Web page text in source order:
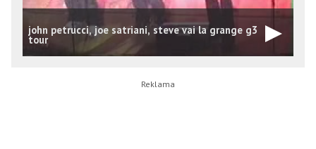
john petrucci, joe satriani, steve vai la grange g3
tour